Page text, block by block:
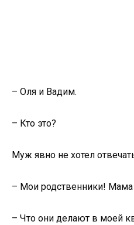
– Оля и Вадим.
– Кто это?
Муж явно не хотел
– Мои родственники! Мама
– Что они делают в моей